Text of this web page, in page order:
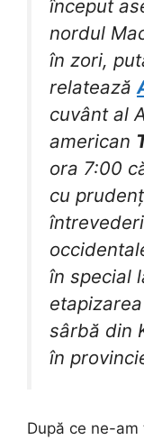
început
nordul
în zori,
relatează
cuvânt al
american
ora 7:00
cu
în special
sârbă din
în
După ce ne-